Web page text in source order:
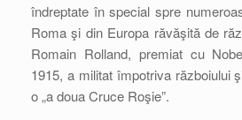
îndreptate în special spre
Roma şi din Europa răvăşită de
Romain Rolland, premiat cu
1915, a militat împotriva războiului
o „a doua Cruce Roşie”.